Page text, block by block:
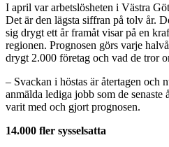
I april var arbetslösheten i Västra
Det är den lägsta siffran på tolv år.
sig drygt ett år framåt visar på en
regionen. Prognosen görs varje
drygt 2.000 företag och vad de tror
– Svackan i höstas är återtagen och
anmälda lediga jobb som de
varit med och gjort prognosen.
14.000 fler sysselsatta